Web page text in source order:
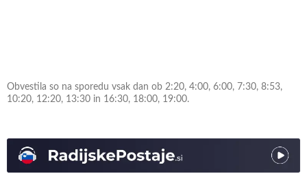
Obvestila so na sporedu vsak dan ob 2:20, 4:00, 6:00, 7:30, 8:53,
10:20, 12:20, 13:30 in 16:30, 18:00, 19:00.